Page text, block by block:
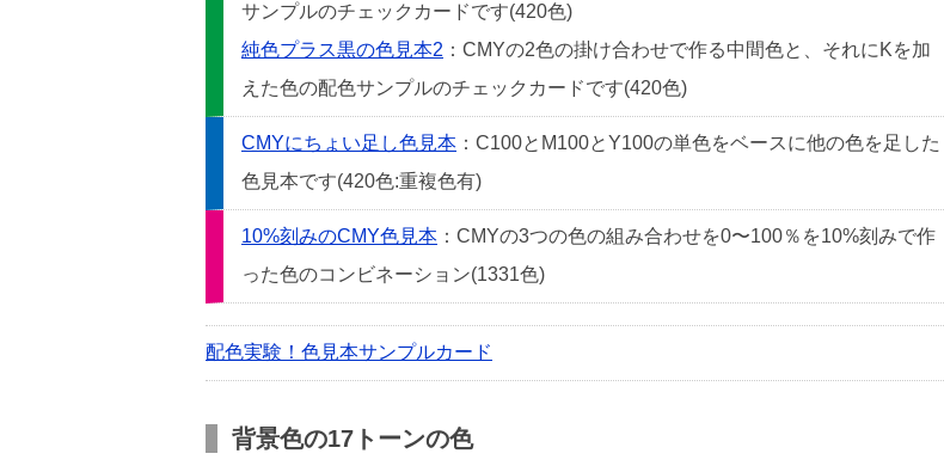
サンプルのチェックカードです(420色)
純色プラス黒の色見本2 ：CMYの2色の掛け合わせで作る中間色と、それにKを加
えた色の配色サンプルのチェックカードです(420色)
CMYにちょい足し色見本 ：C100とM100とY100の単色をベースに他の色を足した
色見本です(420色:重複色有)
10%刻みのCMY色見本 ：CMYの3つの色の組み合わせを0〜100％を10%刻みで作
った色のコンビネーション(1331色)
配色実験！色見本サンプルカード
背景色の17トーンの色